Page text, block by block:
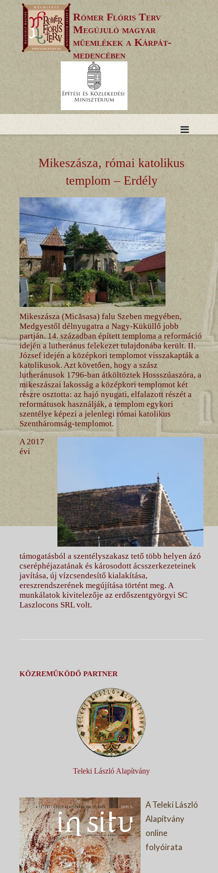
to
content
Rómer Flóris Terv
Megújuló magyar
műemlékek a Kárpát-
medencében
Mikeszásza, római katolikus
templom – Erdély
Mikeszásza (Micăsasa) falu Szeben megyében,
Medgyestől délnyugatra a Nagy-Küküllő jobb
partján. 14. században épített temploma a reformáció
idején a lutheránus felekezet tulajdonába került. II.
József idején a középkori templomot visszakapták a
katolikusok. Azt követően, hogy a szász
lutheránusok 1796-ban átköltöztek Hossszúaszóra, a
mikeszászai lakosság a középkori templomot két
részre osztotta: az hajó nyugati, elfalazott részét a
reformátusok használják, a templom egykori
szentélye képezi a jelenlegi római katolikus
Szentháromság-templomot.
A 2017
évi
támogatásból a szentélyszakasz tető több helyen ázó
cseréphéjazatának és károsodott ácsszerkezeteinek
javítása, új vízcsendesítő kialakítása,
ereszrendszerének megújítása történt meg. A
munkálatok kivitelezője az erdőszentgyörgyi SC
Laszlocons SRL volt.
KÖZREMŰKÖDŐ PARTNER
Teleki László Alapítvány
A Teleki László
Alapítvány
online
folyóirata